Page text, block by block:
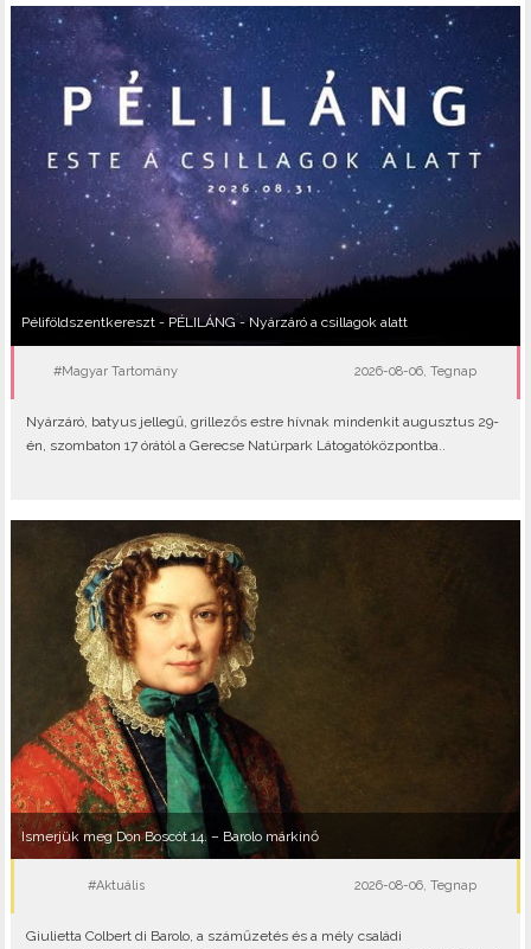
Péliföldszentkereszt - PÉLILÁNG - Nyárzáró a csillagok alatt
#Magyar Tartomány 2026-08-06, Tegnap
Nyárzáró, batyus jellegű, grillezős estre hívnak mindenkit augusztus 29-
én, szombaton 17 órától a Gerecse Natúrpark Látogatóközpontba..
Ismerjük meg Don Boscót 14. – Barolo márkinő
#Aktuális 2026-08-06, Tegnap
Giulietta Colbert di Barolo, a száműzetés és a mély családi